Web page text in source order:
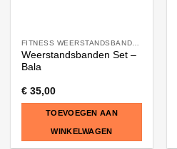
Weerstandsbanden Set –
Bala
€35,00
TOEVOEGEN AAN
WINKELWAGEN